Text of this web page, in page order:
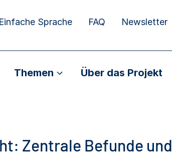
Einfache Sprache FAQ Newsletter
Themen Über das Projekt
Zentrale Befunde und